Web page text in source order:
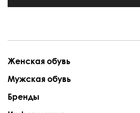
Женская обувь
Мужская обувь
Бренды